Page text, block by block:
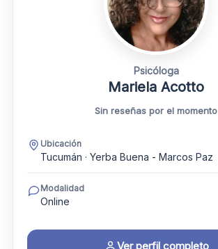
Psicóloga
Mariela Acotto
Sin reseñas por el momento
Ubicación
Tucumán · Yerba Buena - Marcos Paz
Modalidad
Online
Ver perfil completo